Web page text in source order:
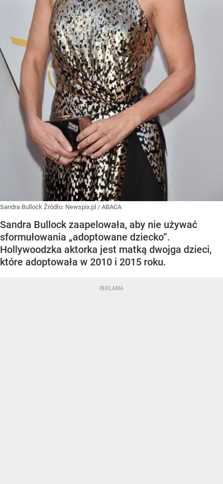
Sandra Bullock Źródło: Newspix.pl / ABACA
Sandra Bullock zaapelowała, aby nie używać
sformułowania „adoptowane dziecko”.
Hollywoodzka aktorka jest matką dwojga dzieci,
które adoptowała w 2010 i 2015 roku.